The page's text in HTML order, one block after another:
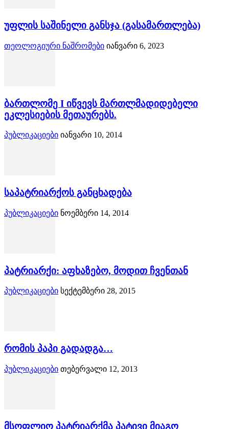
უფლის საშინელი განსჯა (გასამართლება)
თეოლოგიური ნაშრომები იანვარი 6, 2023
ბართლომე I იწვევს მართლმადიდებელი
ეკლესიების მეთაურებს.
პუბლიკაციები იანვარი 10, 2014
საპატრიარქოს განცხადება
პუბლიკაციები ნოემბერი 14, 2014
პატრიარქი: აფხაზებო, მოდით ჩვენთან
პუბლიკაციები სექტემბერი 28, 2015
რომის პაპი გადადგა…
პუბლიკაციები თებერვალი 12, 2013
მსოფლიო პატრიარქმა პატივი მიაგო